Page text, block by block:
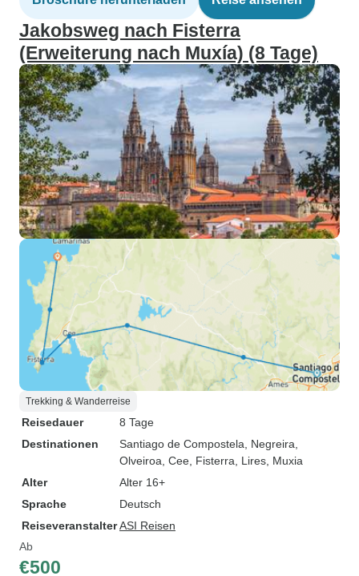
Jakobsweg nach Fisterra
(Erweiterung nach Muxía) (8 Tage)
Trekking & Wanderreise
Reisedauer
8 Tage
Destinationen
Santiago de Compostela , Negreira
Olveiroa , Cee , Fisterra , Lires , Muxia
Alter
Alter 16+
Sprache
Deutsch
ReiseveranstalterASI Reisen
Ab
€500